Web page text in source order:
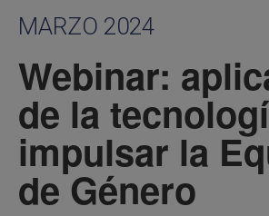
MARZO 2024
Webinar:
de la
impulsar la
de Género